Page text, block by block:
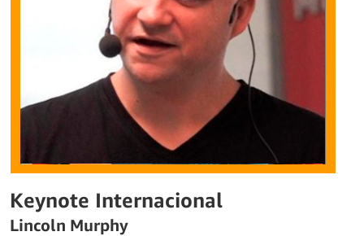
Keynote Internacional
Lincoln Murphy